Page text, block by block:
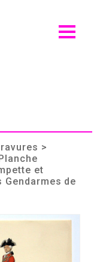
>
et
Gendarmes de